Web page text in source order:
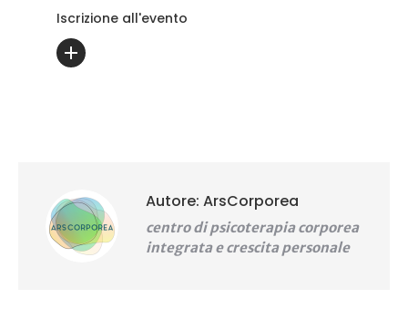
Iscrizione all'evento
Autore: ArsCorporea
centro di psicoterapia corporea
integrata e crescita personale